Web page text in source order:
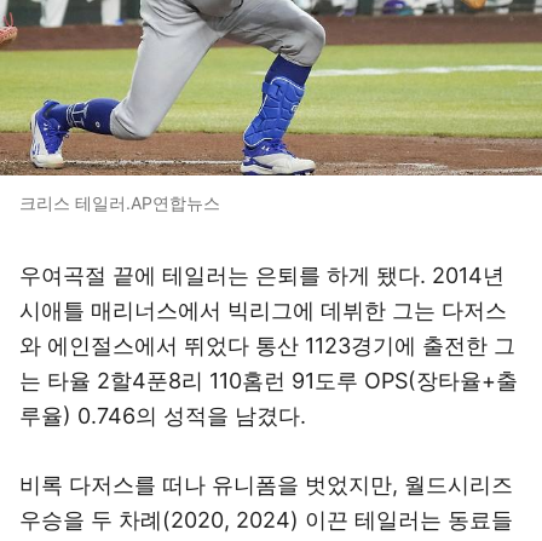
크리스 테일러.AP연합뉴스
우여곡절 끝에 테일러는 은퇴를 하게 됐다. 2014년
시애틀 매리너스에서 빅리그에 데뷔한 그는 다저스
와 에인절스에서 뛰었다 통산 1123경기에 출전한 그
는 타율 2할4푼8리 110홈런 91도루 OPS(장타율+출
루율) 0.746의 성적을 남겼다.
비록 다저스를 떠나 유니폼을 벗었지만, 월드시리즈
우승을 두 차례(2020, 2024) 이끈 테일러는 동료들